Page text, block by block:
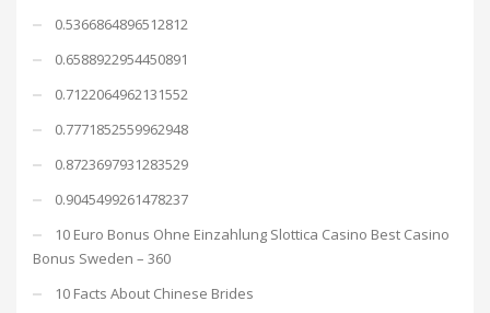
0.5366864896512812
0.6588922954450891
0.7122064962131552
0.7771852559962948
0.8723697931283529
0.9045499261478237
10 Euro Bonus Ohne Einzahlung Slottica Casino Best Casino
Bonus Sweden – 360
10 Facts About Chinese Brides